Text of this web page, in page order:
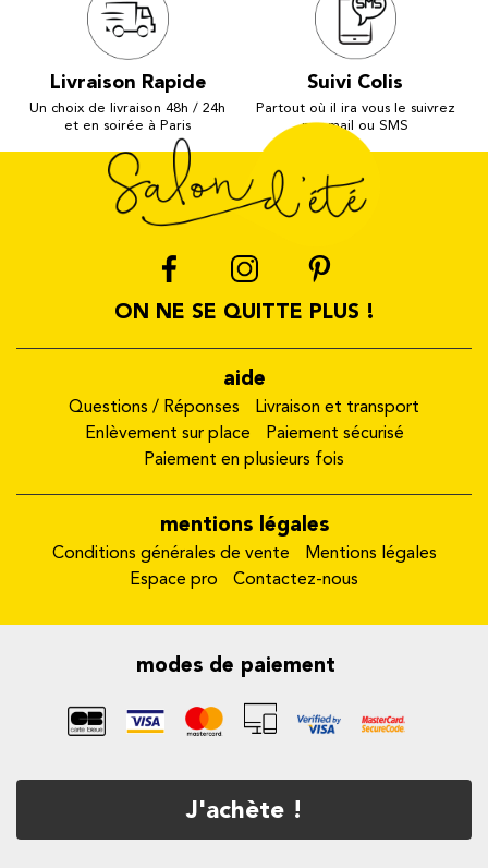
J'achète !
Livraison Rapide
Un choix de livraison 48h / 24h
et en soirée à Paris
Suivi Colis
Partout où il ira vous le suivrez
par mail ou SMS
ON NE SE QUITTE PLUS !
aide
Questions / Réponses
Livraison et transport
Enlèvement sur place
Paiement sécurisé
Paiement en plusieurs fois
mentions légales
Conditions générales de vente
Mentions légales
Espace pro
Contactez-nous
modes de paiement